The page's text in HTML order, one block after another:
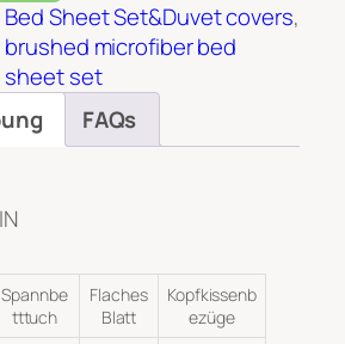
Bed Sheet Set&Duvet covers
brushed microfiber bed
sheet set
FAQs
Spannbe
tttuch
Flaches
Blatt
Kopfkissenb
ezüge